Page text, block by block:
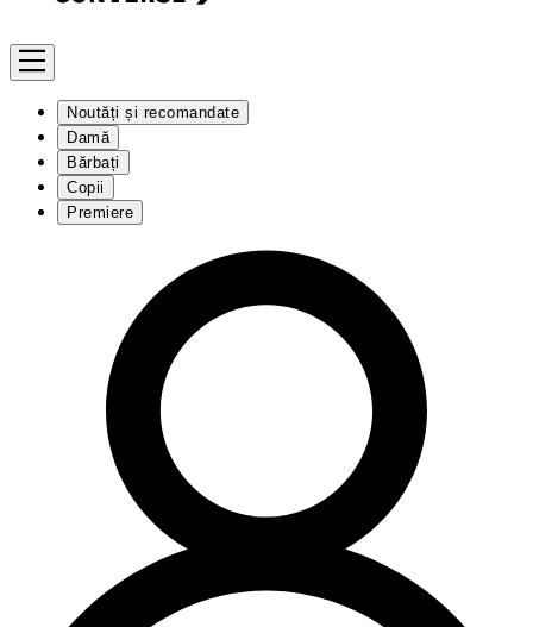
Noutăți și recomandate
Damă
Bărbați
Copii
Premiere